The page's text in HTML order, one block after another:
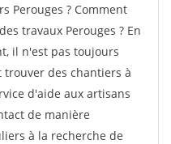
Perouges ? Comment
travaux Perouges ? En
il n'est pas toujours
des chantiers à
d'aide aux artisans
de manière
à la recherche de